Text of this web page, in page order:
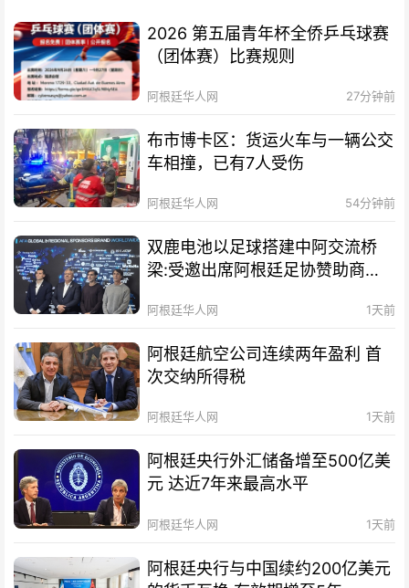
2026 第五届青年杯全侨乒乓球赛
（团体赛）比赛规则
阿根廷华人网 27分钟前
布市博卡区：货运火车与一辆公交
车相撞，已有7人受伤
阿根廷华人网 54分钟前
双鹿电池以足球搭建中阿交流桥
梁:受邀出席阿根廷足协赞助商招
阿根廷华人网 1天前
阿根廷航空公司连续两年盈利 首
次交纳所得税
阿根廷华人网 1天前
阿根廷央行外汇储备增至500亿美
元 达近7年来最高水平
阿根廷华人网 1天前
阿根廷央行与中国续约200亿美元